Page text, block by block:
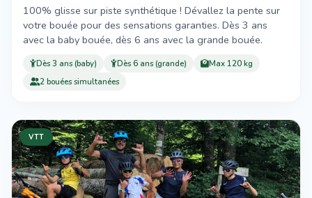
100% glisse sur piste synthétique ! Dévallez la pente sur
votre bouée pour des sensations garanties. Dès 3 ans
avec la baby bouée, dès 6 ans avec la grande bouée.
Dès 3 ans (baby) Dès 6 ans (grande)
Max 120 kg
2 bouées simultanées
VTT